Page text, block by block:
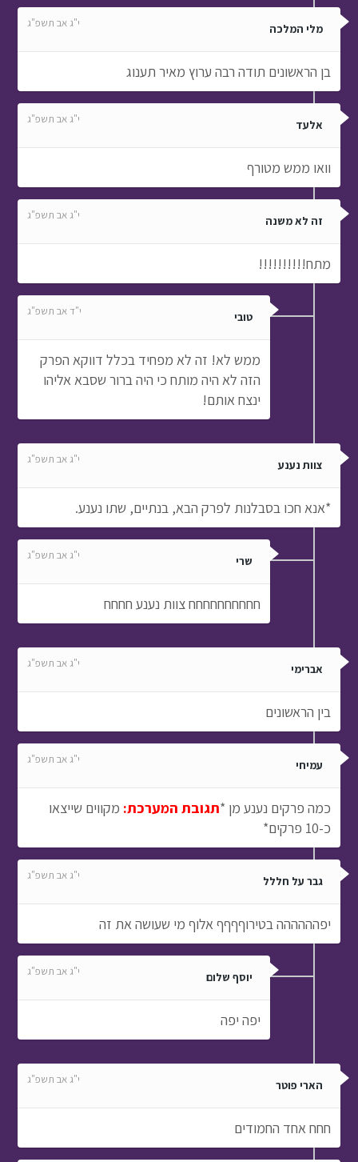
מלי המלכה י"ג אב תשפ"ג
בן הראשונים תודה רבה ערוץ מאיר תענוג
אלעד י"ג אב תשפ"ג
וואו ממש מטורף
זה לא משנה י"ג אב תשפ"ג
מתח!!!!!!!!!!
טובי י"ד אב תשפ"ג
ממש לא! זה לא מפחיד בכלל דווקא הפרק
הזה לא היה מותח כי היה ברור שסבא אליהו
ינצח אותם!
צוות נענע י"ג אב תשפ"ג
*אנא חכו בסבלנות לפרק הבא, בנתיים, שתו נענע.
שרי י"ג אב תשפ"ג
חחחחחחחחחח צוות נענע חחחח
אברימי י"ג אב תשפ"ג
בין הראשונים
עמיחי י"ג אב תשפ"ג
כמה פרקים נענע מן *תגובת המערכת: מקווים שייצאו
כ-10 פרקים*
גבר על חללל י"ג אב תשפ"ג
יפהההההה בטירוףףףף אלוף מי שעושה את זה
יוסף שלום י"ג אב תשפ"ג
יפה יפה
הארי פוטר י"ג אב תשפ"ג
חחח אחד החמודים